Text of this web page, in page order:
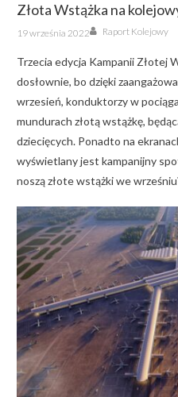
Złota Wstążka na
Posted
on
19 września 2022 Author
Raport Kolejowy
Trzecia edycja Kampanii Złotej
dosłownie, bo dzięki
wrzesień, konduktorzy w
mundurach złotą wstążkę,
dziecięcych. Ponadto na
wyświetlany jest kampanijny
noszą złote wstążki we